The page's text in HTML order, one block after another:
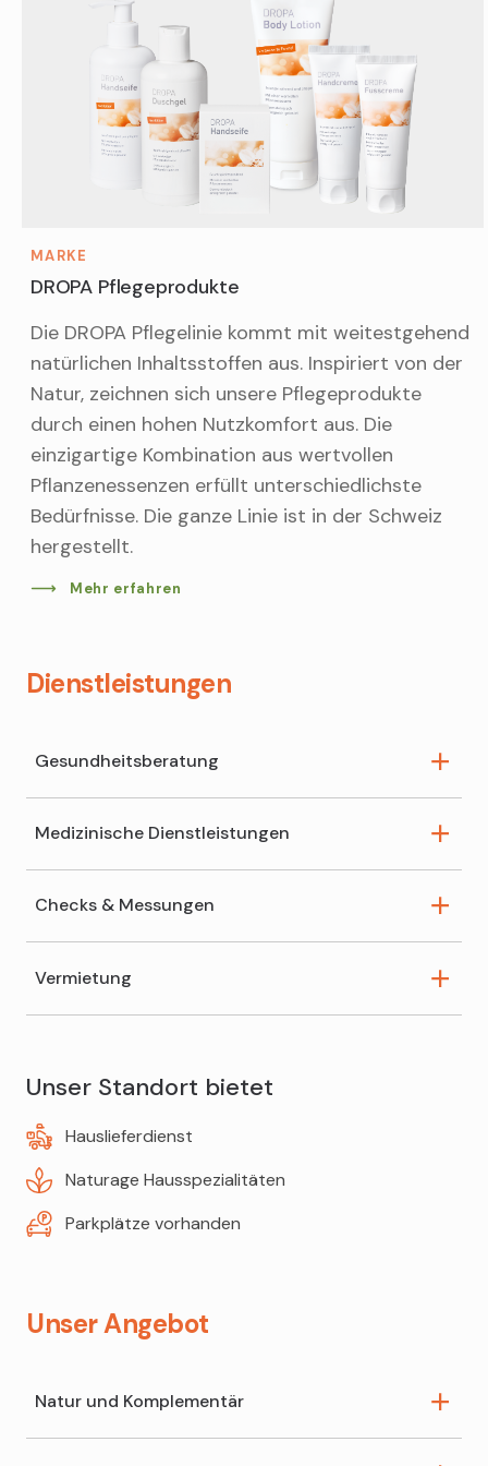
MARKE
DROPA Pflegeprodukte
Die DROPA Pflegelinie kommt mit weitestgehend
natürlichen Inhaltsstoffen aus. Inspiriert von der
Natur, zeichnen sich unsere Pflegeprodukte
durch einen hohen Nutzkomfort aus. Die
einzigartige Kombination aus wertvollen
Pflanzenessenzen erfüllt unterschiedlichste
Bedürfnisse. Die ganze Linie ist in der Schweiz
hergestellt.
Mehr erfahren
Dienstleistungen
Gesundheitsberatung
Schüsslersalz-Beratung
Spagyrik-Beratung
Vitalstoff-Beratung
Medizinische Dienstleistungen
Wundversorgung
Checks & Messungen
Blutdruck messen
Vermietung
Teppichreiniger
Unser Standort bietet
Hauslieferdienst
Naturage Hausspezialitäten
Parkplätze vorhanden
Unser Angebot
Natur und Komplementär